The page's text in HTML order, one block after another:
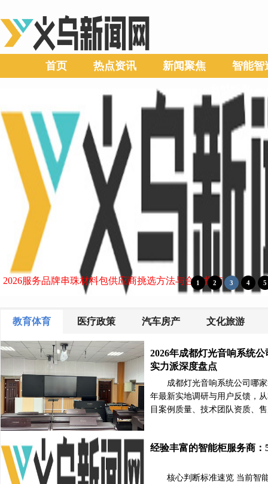
首页 热点资讯 新闻聚焦
智能智
乡村振兴
2026大型仿真树、仿真绿植厂家推荐参考指南
教育体育 医疗政策 汽车房产 文化旅游
2026年成都灯光音响系统
实力派深度盘点
成都灯光音响系统公司哪
年最新实地调研与用户反馈，
目案例质量、技术团队资质、
经验丰富的智能柜服务商：
核心判断标准速览 当前智